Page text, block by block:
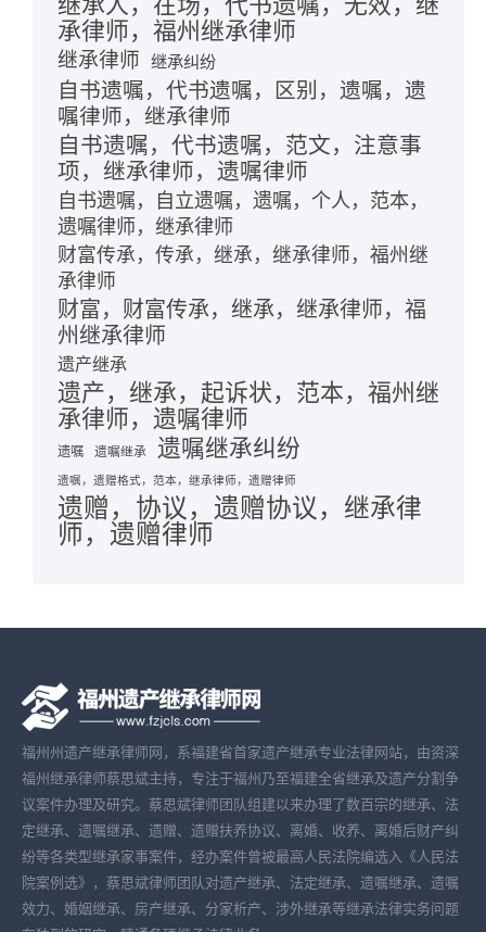
承律师，福州继承律师
继承律师 继承纠纷
自书遗嘱，代书遗嘱，区别，遗嘱，遗
嘱律师，继承律师
自书遗嘱，代书遗嘱，范文，注意事
项，继承律师，遗嘱律师
自书遗嘱，自立遗嘱，遗嘱，个人，范本，
遗嘱律师，继承律师
财富传承，传承，继承，继承律师，福州继
承律师
财富，财富传承，继承，继承律师，福
州继承律师
遗产继承
遗产，继承，起诉状，范本，福州继
承律师，遗嘱律师
遗嘱 遗嘱继承 遗嘱继承纠纷
遗嘱，遗赠格式，范本，继承律师，遗赠律师
遗赠，协议，遗赠协议，继承律
师，遗赠律师
福州州遗产继承律师网，系福建省首家遗产继承专业法律网站，由资深
福州继承律师蔡思斌主持，专注于福州乃至福建全省继承及遗产分割争
议案件办理及研究。蔡思斌律师团队组建以来办理了数百宗的继承、法
定继承、遗嘱继承、遗赠、遗赠扶养协议、离婚、收养、离婚后财产纠
纷等各类型继承家事案件，经办案件曾被最高人民法院编选入《人民法
院案例选》，蔡思斌律师团队对遗产继承、法定继承、遗嘱继承、遗嘱
效力、婚姻继承、房产继承、分家析产、涉外继承等继承法律实务问题